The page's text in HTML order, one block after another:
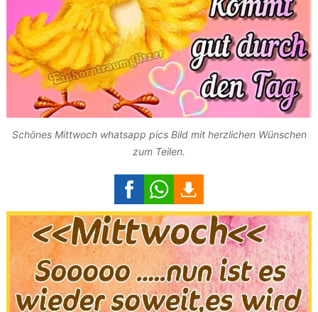
Schönes Mittwoch whatsapp pics Bild mit herzlichen Wünschen
zum Teilen.